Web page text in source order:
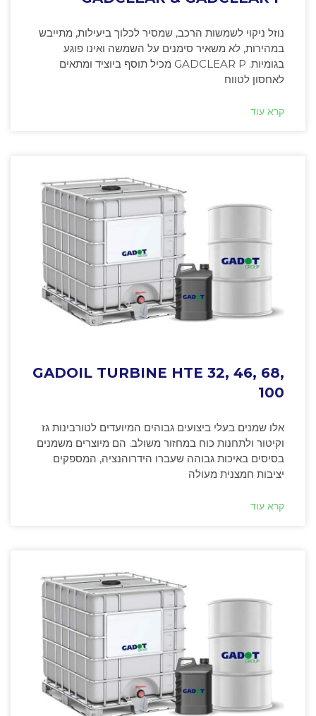
נוזל ניקוי לשמשות הרכב, שמסיר לכלוך ביעילות, מתייבש
במהירות, לא משאיר סימנים על השמשה ואינו פוגע
בגומיות. GADCLEAR P מכיל תוסף ביוציד ומתאים
לאחסון לטווח
קרא עוד
GADOIL TURBINE HTE 32, 46, 68,
100
אלו שמנים בעלי ביצועים גבוהים המיועדים לטורבינות גז
וקיטור ולתחנות כוח במחזור משולב. הם מיוצרים משמנים
בסיסים באיכות גבוהה שעברו הידרוהנציה, המספקים
יציבות חמצנית מעולה
קרא עוד